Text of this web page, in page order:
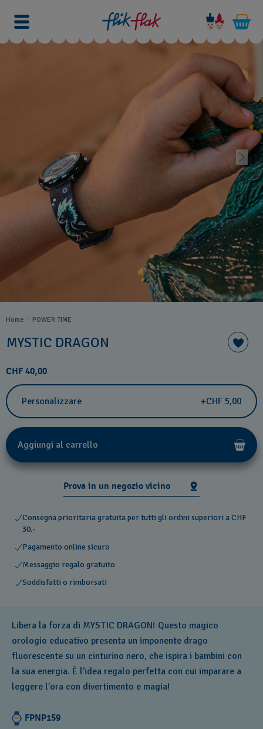
Home POWER TIME
MYSTIC DRAGON
CHF 40,00
Personalizzare +CHF 5,00
Aggiungi al carrello
Prova in un negozio vicino
Consegna prioritaria gratuita per tutti gli ordini superiori a CHF
30.-
Pagamento online sicuro
Messaggio regalo gratuito
Soddisfatti o rimborsati
Libera la forza di MYSTIC DRAGON! Questo magico
orologio educativo presenta un imponente drago
fluorescente su un cinturino nero, che ispira i bambini con
la sua energia. È l’idea regalo perfetta con cui imparare a
leggere l’ora con divertimento e magia!
FPNP159